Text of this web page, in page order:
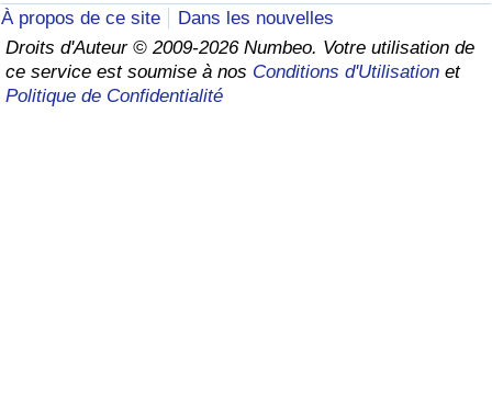
À propos de ce site
Dans les nouvelles
Droits d'Auteur © 2009-2026 Numbeo. Votre utilisation de
ce service est soumise à nos Conditions d'Utilisation et
Politique de Confidentialité
Indice des soins de santé (Actuel)
Indice des soins de santé